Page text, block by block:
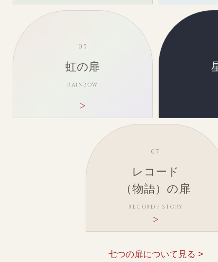
05
虹の扉
RAINBOW
07
レコード
（物語）の扉
RECORD / STORY
七つの扉について見る >